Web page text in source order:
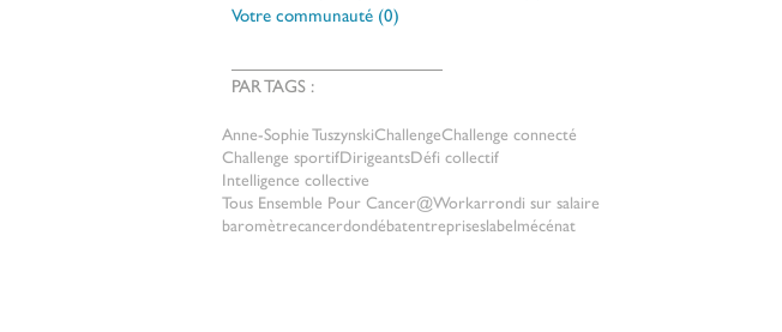
Votre communauté (0)
PAR TAGS :
Anne-Sophie TuszynskiChallengeChallenge connecté
Challenge sportifDirigeantsDéfi collectif
Intelligence collective
Tous Ensemble Pour Cancer@Workarrondi sur salaire
baromètrecancerdondébatentrepriseslabelmécénat